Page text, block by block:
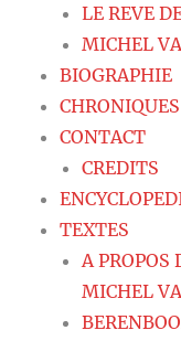
LE REVE
MICHEL
BIOGRAPHIE
CHRONIQUES
CONTACT
CREDITS
TEXTES
A PROPOS
MICHEL